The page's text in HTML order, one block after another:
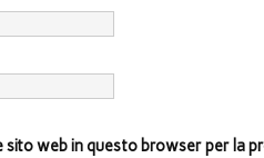
sito web in questo browser per la